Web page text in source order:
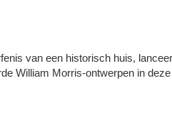
van een historisch huis,
William Morris-ontwerpen in